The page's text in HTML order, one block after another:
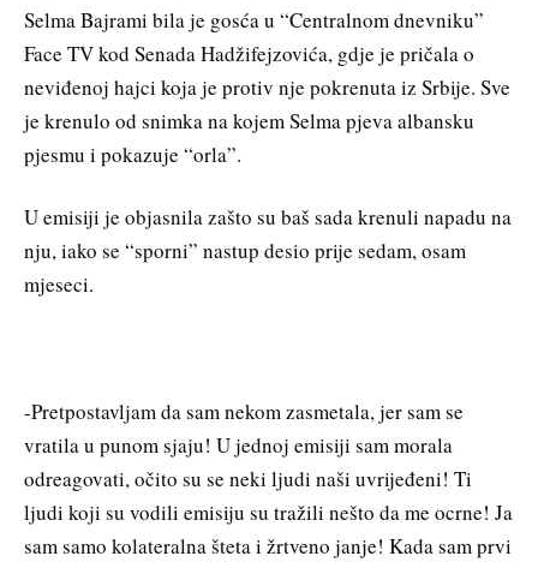
Selma Bajrami bila je gosća u “Centralnom dnevniku”
Face TV kod Senada Hadžifejzovića, gdje je pričala o
neviđenoj hajci koja je protiv nje pokrenuta iz Srbije. Sve
je krenulo od snimka na kojem Selma pjeva albansku
pjesmu i pokazuje “orla”.
U emisiji je objasnila zašto su baš sada krenuli napadu na
nju, iako se “sporni” nastup desio prije sedam, osam
mjeseci.
-Pretpostavljam da sam nekom zasmetala, jer sam se
vratila u punom sjaju! U jednoj emisiji sam morala
odreagovati, očito su se neki ljudi naši uvrijeđeni! Ti
ljudi koji su vodili emisiju su tražili nešto da me ocrne! Ja
sam samo kolateralna šteta i žrtveno janje! Kada sam prvi